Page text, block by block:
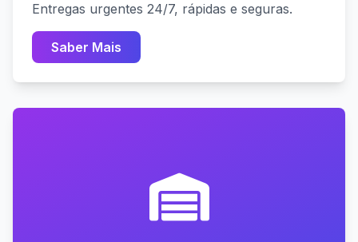
Entregas urgentes 24/7, rápidas e seguras.
Saber Mais